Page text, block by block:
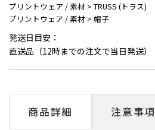
プリントウェア / 素材 > TRUSS (トラス)
プリントウェア / 素材 > 帽子
発送日目安：
直送品（12時までの注文で当日発送）
商品詳細 注意事項